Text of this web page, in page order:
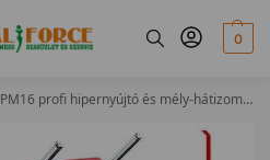
0
PM16 profi hipernyújtó és mély-hátizom edzőpad